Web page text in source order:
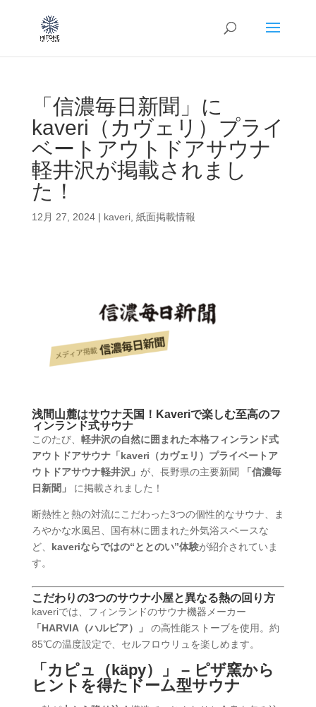
「信濃毎日新聞」に
kaveri（カヴェリ）プライ
ベートアウトドアサウナ
軽井沢が掲載されまし
た！
12月 27, 2024| kaveri, 紙面掲載情報
浅間山麓はサウナ天国！Kaveriで楽しむ至高のフ
ィンランド式サウナ
このたび、 軽井沢の自然に囲まれた本格フィンランド式
アウトドアサウナ「kaveri（カヴェリ）プライベートア
ウトドアサウナ軽井沢」 が、長野県の主要新聞
「信濃毎
日新聞」
に掲載されました！
断熱性と熱の対流にこだわった3つの個性的なサウナ、ま
ろやかな水風呂、国有林に囲まれた外気浴スペースな
ど、 kaveriならではの“ととのい”体験が紹介されていま
す。
こだわりの3つのサウナ小屋と異なる熱の回り方
kaveriでは、フィンランドのサウナ機器メーカー
「HARVIA（ハルビア）」
の高性能ストーブを使用。約
85℃の温度設定で、セルフロウリュを楽しめます。
「カピュ（käpy）」 – ピザ窯から
ヒントを得たドーム型サウナ